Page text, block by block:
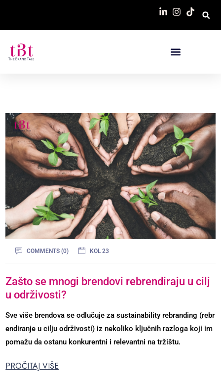
COMMENTS (0) KOL 23
Zašto se mnogi brendovi rebrendiraju u cilj
u održivosti?
Sve više brendova se odlučuje za sustainability rebranding (rebr
endiranje u cilju održivosti) iz nekoliko ključnih razloga koji im
pomažu da ostanu konkurentni i relevantni na tržištu.
PROČITAJ VIŠE